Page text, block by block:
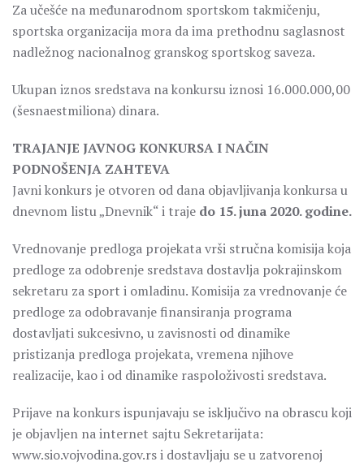
Za učešće na međunarodnom sportskom takmičenju,
sportska organizacija mora da ima prethodnu saglasnost
nadležnog nacionalnog granskog sportskog saveza.
Ukupan iznos sredstava na konkursu iznosi 16.000.000,00
(šesnaestmiliona) dinara.
TRAJANJE JAVNOG KONKURSA I NAČIN
PODNOŠENJA ZAHTEVA
Javni konkurs je otvoren od dana objavljivanja konkursa u
dnevnom listu „Dnevnik“ i traje do 15. juna 2020. godine.
Vrednovanje predloga projekata vrši stručna komisija koja
predloge za odobrenje sredstava dostavlja pokrajinskom
sekretaru za sport i omladinu. Komisija za vrednovanje će
predloge za odobravanje finansiranja programa
dostavljati sukcesivno, u zavisnosti od dinamike
pristizanja predloga projekata, vremena njihove
realizacije, kao i od dinamike raspoloživosti sredstava.
Prijave na konkurs ispunjavaju se isključivo na obrascu koji
je objavljen na internet sajtu Sekretarijata:
www.sio.vojvodina.gov.rs i dostavljaju se u zatvorenoj